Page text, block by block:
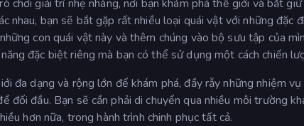
giải trí nhẹ nhàng, nơi bạn khám phá thế giới và bắt giữ
nhau, bạn sẽ bắt gặp rất nhiều loại quái vật với những đặc
con quái vật này và thêm chúng vào bộ sưu tập của
đặc biệt riêng mà bạn có thể sử dụng một cách chiến
đa dạng và rộng lớn để khám phá, đầy rẫy những nhiệm
đối đầu. Bạn sẽ cần phải di chuyển qua nhiều môi trường
hơn nữa, trong hành trình chinh phục tất cả.